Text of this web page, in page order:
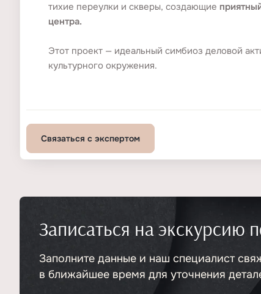
тихие переулки и скверы, создающие
центра.
Этот проект — идеальный симбиоз деловой
культурного окружения.
Связаться с экспертом
Записаться на экскурсию
Заполните данные и наш специалист
в ближайшее время для уточнения